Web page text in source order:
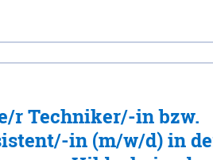
r Techniker/-in bzw.
in (m/w/d) in